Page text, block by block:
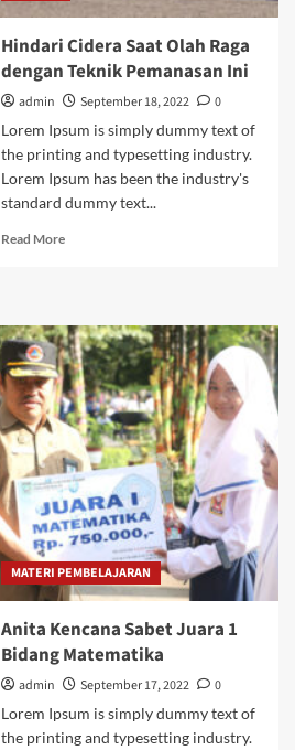
Hindari Cidera Saat Olah Raga
dengan Teknik Pemanasan Ini
admin September 18, 2022
0
Lorem Ipsum is simply dummy text of
the printing and typesetting industry.
Lorem Ipsum has been the industry's
standard dummy text...
Read MoreRead
Saat
Olah
Raga
dengan
Teknik
Pemanasan
Ini
MATERI PEMBELAJARAN
Anita Kencana Sabet Juara 1
Bidang Matematika
admin September 17, 2022
0
Lorem Ipsum is simply dummy text of
the printing and typesetting industry.